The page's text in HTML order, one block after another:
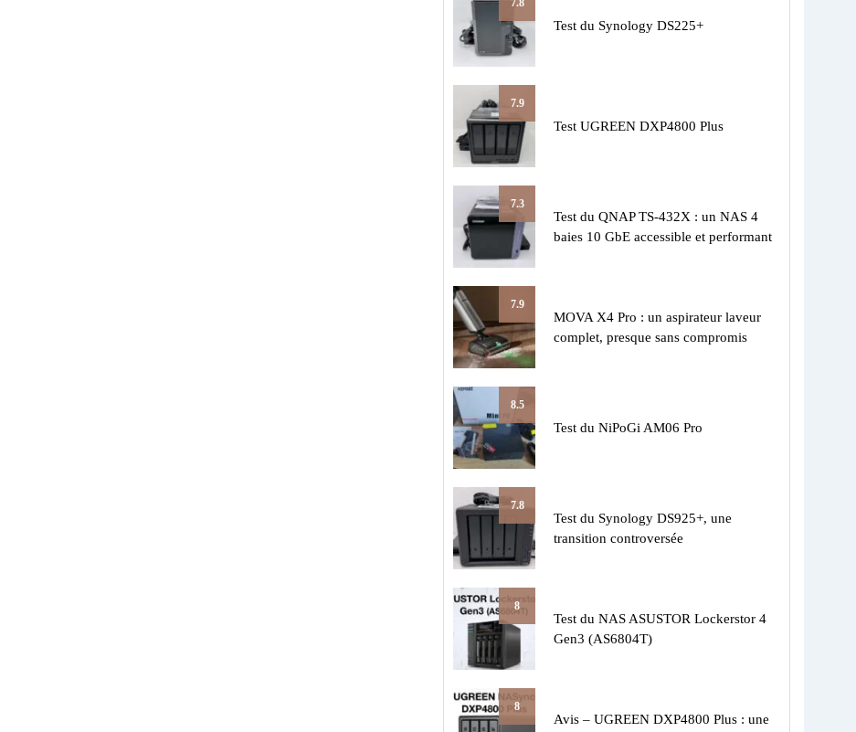
7.8
Test du Synology DS225+
7.9
Test UGREEN DXP4800 Plus
7.3
Test du QNAP TS-432X : un NAS 4
baies 10 GbE accessible et performant
7.9
MOVA X4 Pro : un aspirateur laveur
complet, presque sans compromis
8.5
Test du NiPoGi AM06 Pro
7.8
Test du Synology DS925+, une
transition controversée
8
Test du NAS ASUSTOR Lockerstor 4
Gen3 (AS6804T)
8
Avis – UGREEN DXP4800 Plus : une